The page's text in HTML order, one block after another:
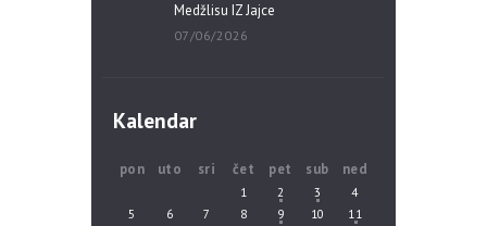
Medžlisu IZ Jajce
07/06/2026
Kalendar
pon uto sri čet pet sub ned
1 2 3
4
5
6 7 8 9 10 11